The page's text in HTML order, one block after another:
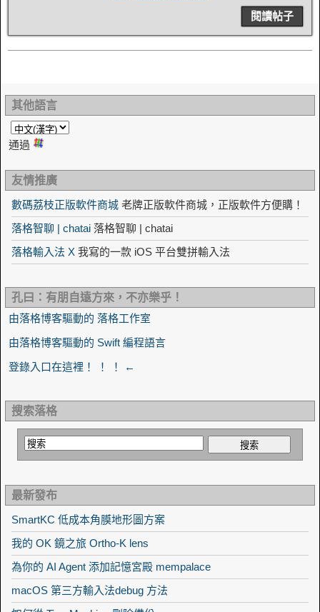
閱讀帖子
其他語言
通過
友情推廣
數碼荔枝正版軟件商城 老牌正版軟件商城，正版軟件方便購！
落格智聊 | chatai 落格智聊 | chatai
落格輸入法 X 我寫的一款 iOS 平台雙拼輸入法
孔曰：有朋自遠方來，不亦樂乎！
由落格博客驅動的 落格工作室
由落格博客驅動的 Swift 編程語言
登錄入口在這裡！ ！ ！ ←
搜索落格
最新發布
SmartKC 低成本角膜地形圖方案
我的 OK 鏡之旅 Ortho-K lens
為你的 AI Agent 添加記憶宮殿 mempalace
macOS 第三方輸入法debug 方法